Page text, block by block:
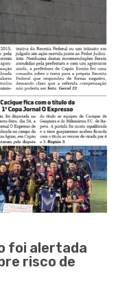
foi alertada
risco de